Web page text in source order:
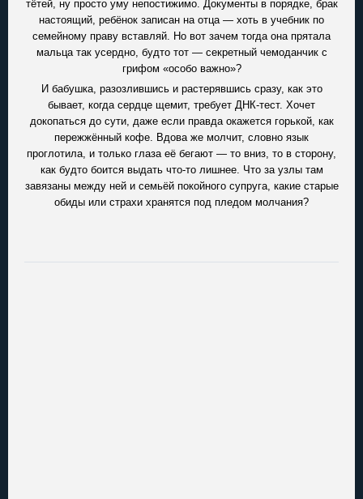
тётей, ну просто уму непостижимо. Документы в порядке, брак
настоящий, ребёнок записан на отца — хоть в учебник по
семейному праву вставляй. Но вот зачем тогда она прятала
мальца так усердно, будто тот — секретный чемоданчик с
грифом «особо важно»?
И бабушка, разозлившись и растерявшись сразу, как это
бывает, когда сердце щемит, требует ДНК-тест. Хочет
докопаться до сути, даже если правда окажется горькой, как
пережжённый кофе. Вдова же молчит, словно язык
проглотила, и только глаза её бегают — то вниз, то в сторону,
как будто боится выдать что-то лишнее. Что за узлы там
завязаны между ней и семьёй покойного супруга, какие старые
обиды или страхи хранятся под пледом молчания?